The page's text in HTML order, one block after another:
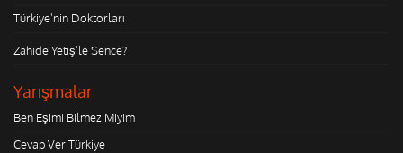
Türkiye'nin Doktorları
Zahide Yetiş'le Sence?
Yarışmalar
Ben Eşimi Bilmez Miyim
Cevap Ver Türkiye